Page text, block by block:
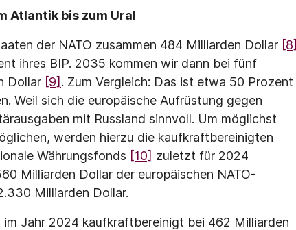
Atlantik bis zum Ural
der NATO zusammen 484 Milliarden Dollar [8]
ihres BIP. 2035 kommen wir dann bei fünf
Dollar [9] . Zum Vergleich: Das ist etwa 50 Prozent
Weil sich die europäische Aufrüstung gegen
mit Russland sinnvoll. Um möglichst
werden hierzu die kaufkraftbereinigten
Währungsfonds [10] zuletzt für 2024
Milliarden Dollar der europäischen NATO-
Milliarden Dollar.
im Jahr 2024 kaufkraftbereinigt bei 462 Milliarden